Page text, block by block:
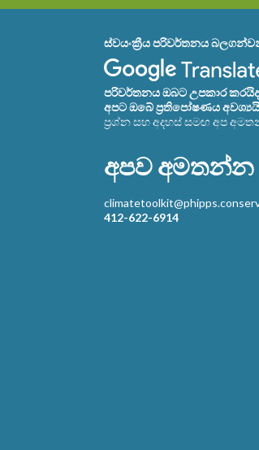
ස්වයංක්‍රීය පරිවර්තනය
පරිවර්තනය ඔබට උපකාර
අපට ඔබේ ප්‍රතිපෝෂණය
ප්‍රශ්න සහ අදහස් සමඟ අප
අපව අමතන්න
412-622-6914